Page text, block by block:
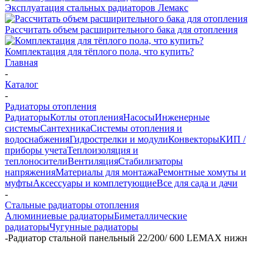
Эксплуатация стальных радиаторов Лемакс
Рассчитать объем расширительного бака для отопления
Комплектация для тёплого пола, что купить?
Главная
-
Каталог
-
Радиаторы отопления
РадиаторыКотлы отопленияНасосыИнженерные
системыСантехникаСистемы отопления и
водоснабженияГидрострелки и модулиКонвекторыКИП /
приборы учетаТеплоизоляция и
теплоносителиВентиляцияСтабилизаторы
напряженияМатериалы для монтажаРемонтные хомуты и
муфтыАксессуары и комплетующиеВсе для сада и дачи
-
Стальные радиаторы отопления
Алюминиевые радиаторыБиметаллические
радиаторыЧугунные радиаторы
-Радиатор стальной панельный 22/200/ 600 LEMAX нижн